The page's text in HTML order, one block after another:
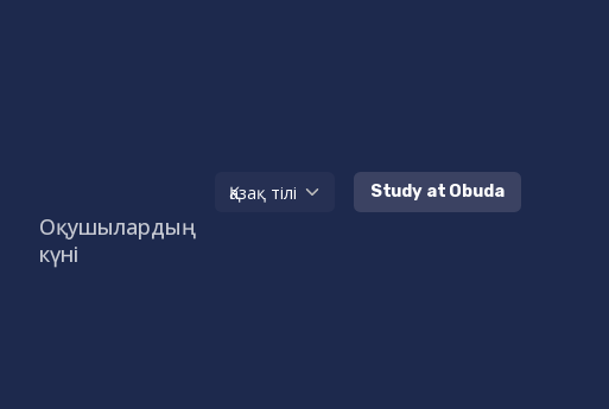
Оқушылардың
күні
Study at Obuda